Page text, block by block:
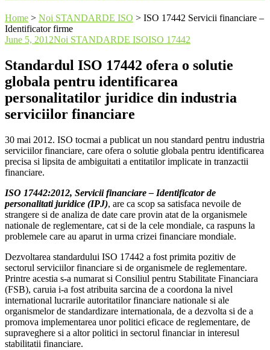
Home > Noi STANDARDE ISO > ISO 17442 Servicii financiare –
Identificator firme
June 5, 2012Noi STANDARDE ISOISO 17442
Standardul ISO 17442 ofera o solutie
globala pentru identificarea
personalitatilor juridice din industria
serviciilor financiare
30 mai 2012. ISO tocmai a publicat un nou standard pentru industria
serviciilor financiare, care ofera o solutie globala pentru identificarea
precisa si lipsita de ambiguitati a entitatilor implicate in tranzactii
financiare.
ISO 17442:2012, Servicii financiare – Identificator de
personalitati juridice (IPJ), are ca scop sa satisfaca nevoile de
strangere si de analiza de date care provin atat de la organismele
nationale de reglementare, cat si de la cele mondiale, ca raspuns la
problemele care au aparut in urma crizei financiare mondiale.
Dezvoltarea standardului ISO 17442 a fost primita pozitiv de
sectorul serviciilor financiare si de organismele de reglementare.
Printre acestia s-a numarat si Consiliul pentru Stabilitate Financiara
(FSB), caruia i-a fost atribuita sarcina de a coordona la nivel
international lucrarile autoritatilor financiare nationale si ale
organismelor de standardizare internationala, de a dezvolta si de a
promova implementarea unor politici eficace de reglementare, de
supraveghere si a altor politici in sectorul financiar in interesul
stabilitatii financiare.